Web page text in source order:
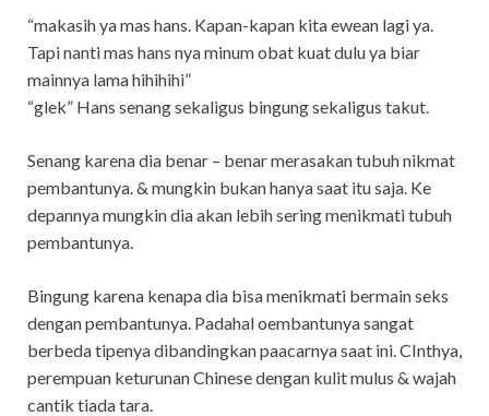
“makasih ya mas hans. Kapan-kapan kita ewean lagi ya.
Tapi nanti mas hans nya minum obat kuat dulu ya biar
mainnya lama hihihihi”
“glek” Hans senang sekaligus bingung sekaligus takut.
Senang karena dia benar – benar merasakan tubuh nikmat
pembantunya. & mungkin bukan hanya saat itu saja. Ke
depannya mungkin dia akan lebih sering menikmati tubuh
pembantunya.
Bingung karena kenapa dia bisa menikmati bermain seks
dengan pembantunya. Padahal oembantunya sangat
berbeda tipenya dibandingkan paacarnya saat ini. CInthya,
perempuan keturunan Chinese dengan kulit mulus & wajah
cantik tiada tara.